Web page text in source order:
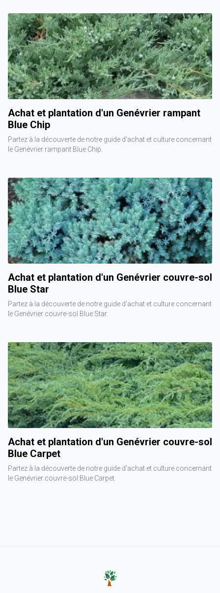
Achat et plantation d'un Genévrier rampant
Blue Chip
Partez à la découverte de notre guide d'achat et culture concernant
le Genévrier rampant Blue Chip.
Achat et plantation d'un Genévrier couvre-sol
Blue Star
Partez à la découverte de notre guide d'achat et culture concernant
le Genévrier couvre-sol Blue Star.
Achat et plantation d'un Genévrier couvre-sol
Blue Carpet
Partez à la découverte de notre guide d'achat et culture concernant
le Genévrier couvre-sol Blue Carpet.